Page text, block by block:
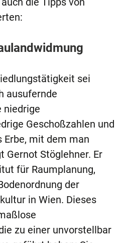
sei
ausufernde
niedrige
Geschoßzahlen und
Erbe, mit dem man
Gernot Stöglehner. Er
für Raumplanung,
der
in Wien. Dieses
zu einer unvorstellbar